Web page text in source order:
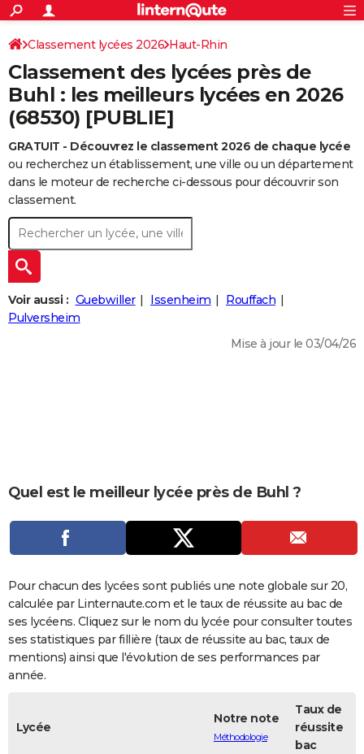
ACTUALITÉS
Politique
Société
Faits Divers
Education
Monde
Villes
+
SPORT
Coupe du monde 2026
Football
Tennis
Cyclisme
Rugby
Forum
CULTURE
Programme TV
TNT
Streaming
Cinéma
Sorties cinéma
Musique
+
FINANCE
Retraite
Impôts
Epargne
Immobilier
Risques naturels par ville
Banque
Assurance
Crédit
AUTO
Essais
Réserver un essai
Citadines
Berlines
SUV
Forum auto
+
HIGH-TECH
BRICOLAGE
Forum
Aménagement intérieur
Extérieur
Cuisine
Salle de bains
Jardinage
Rangement
+WEEK-END
Guides de France
Escapades
Patrimoine
Expositions
Musées
Week-end nature
+
LIFESTYLE
Art de vivre
Bien-être
Loisirs
Mode
Modes de vie
+SANTE
Dictionnaire
Biographies
Expressions
Proverbes
PROGRAMME TV
COPAINS D'AVANT
S'inscrire
Se connecter
Lycées
Collèges
Primaires
Universités
Entreprises
Service militaire
Avis de recherche
AVIS DE DÉCÈS
FORUM
Bricolage
Lifestyle
Culture
Sport
Auto
Television
Voyage
Cinema
S'inscrire
Connexion
Classement lycées 2026 Haut-Rhin
Classement des lycées près de
Buhl : les meilleurs lycées en 2026
(68530) [PUBLIE]
GRATUIT - Découvrez le classement 2026 de chaque lycée
ou recherchez un établissement, une ville ou un département
dans le moteur de recherche ci-dessous pour découvrir son
classement.
Voir aussi : Guebwiller Issenheim
Rouffach
Pulversheim
Mise à jour le 03/04/26
Quel est le meilleur lycée près de Buhl ?
Pour chacun des lycées sont publiés une note globale sur 20,
calculée par Linternaute.com et le taux de réussite au bac de
ses lycéens. Cliquez sur le nom du lycée pour consulter toutes
ses statistiques par fillière (taux de réussite au bac, taux de
mentions) ainsi que l'évolution de ses performances par
année.
Lycée
Notre note
Méthodologie
Taux de
réussite
bac